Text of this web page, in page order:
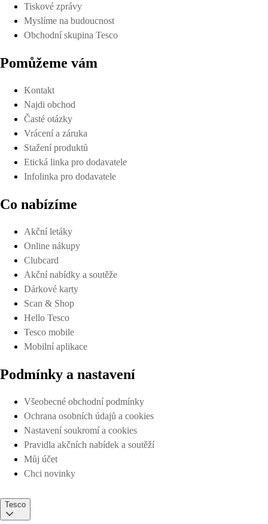
Tiskové zprávy
Myslíme na budoucnost
Obchodní skupina Tesco
Pomůžeme vám
Kontakt
Najdi obchod
Časté otázky
Vrácení a záruka
Stažení produktů
Etická linka pro dodavatele
Infolinka pro dodavatele
Co nabízíme
Akční letáky
Online nákupy
Clubcard
Akční nabídky a soutěže
Dárkové karty
Scan & Shop
Hello Tesco
Tesco mobile
Mobilní aplikace
Podmínky a nastavení
Všeobecné obchodní podmínky
Ochrana osobních údajů a cookies
Nastavení soukromí a cookies
Pravidla akčních nabídek a soutěží
Můj účet
Chci novinky
Tesco